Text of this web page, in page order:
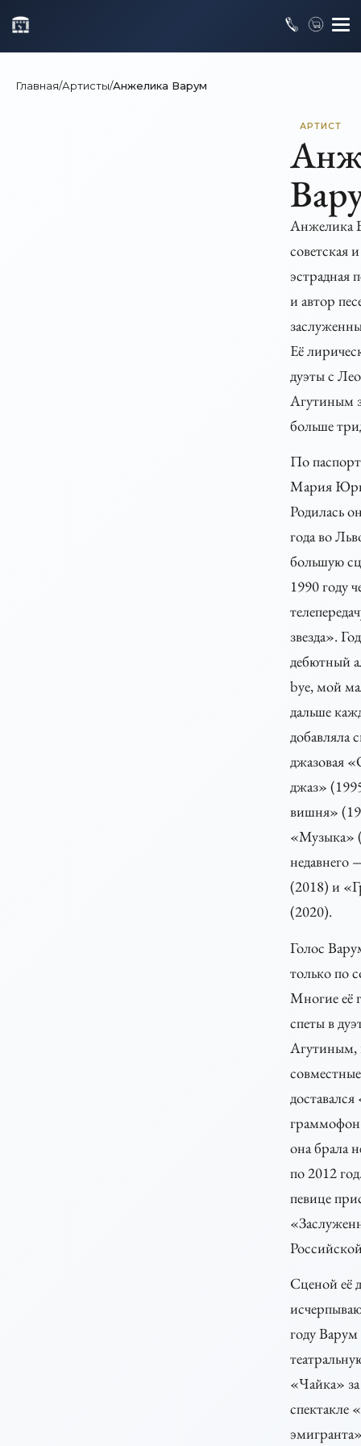
Главная/Артисты/Анжелика Варум
АРТИСТ
Анжелика
советская
эстрадная
и автор
Её
дуэты с
Агутиным
больше
По
Мария
Родилась
года во
большую
1990 году
звезда».
дебютный
bye, мой
дальше
добавляла
джазовая
джаз»
вишня»
«Музыка»
недавнего
(2018) и
(2020).
Голос
только по
Многие её
спеты в
Агутиным,
она брала
по 2012
певице
Сценой её
году
«Чайка»
спектакле